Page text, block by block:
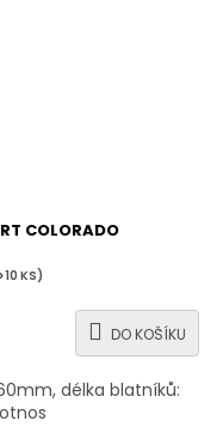
COLORADO
KS)
DO KOŠÍKU
délka blatníků: